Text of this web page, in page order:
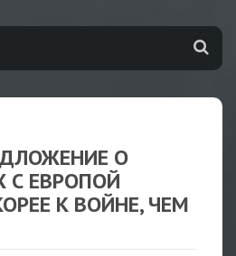
О
С ЕВРОПОЙ
К ВОЙНЕ, ЧЕМ